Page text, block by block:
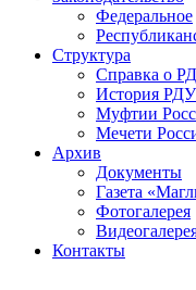
Федеральное
Структура
Справка о
История
Муфтии
Мечети
Архив
Документы
Газета
Фотогалерея
Контакты